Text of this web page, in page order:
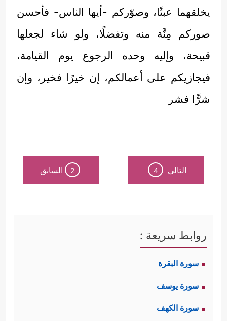
يخلقهما عبثًا، وصوّركم -أيها الناس- فأحسن
صوركم مِنَّة منه وتفضلًا، ولو شاء لجعلها
قبيحة، وإليه وحده الرجوع يوم القيامة،
فيجازيكم على أعمالكم، إن خيرًا فخير، وإن
شرًّا فشر
التالي 4
2 السابق
روابط سريعة :
سورة البقرة
سورة يوسف
سورة الكهف